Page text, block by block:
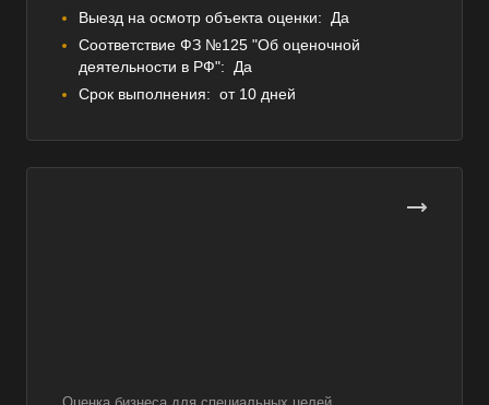
Выезд на осмотр объекта оценки:
Да
Соответствие ФЗ №125 "Об оценочной
деятельности в РФ":
Да
Срок выполнения: от 10 дней